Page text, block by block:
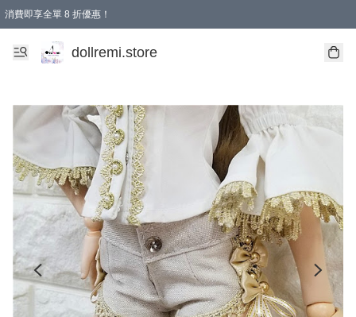
消費即享全單 8 折優惠！
購物滿 HKD 1500.00即享免運費優惠！（適用於 本地送貨、本地取貨、國際送貨 )
dollremi.store